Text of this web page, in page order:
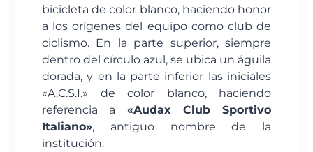
bicicleta de color blanco, haciendo honor
a los orígenes del equipo como club de
ciclismo. En la parte superior, siempre
dentro del círculo azul, se ubica un águila
dorada, y en la parte inferior las iniciales
«A.C.S.I.» de color blanco, haciendo
referencia a «Audax Club Sportivo
Italiano», antiguo nombre de la
institución.